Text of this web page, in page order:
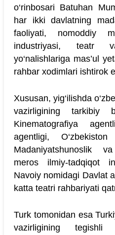
o‘rinbosari Batuhan
har ikki davlatning
faoliyati, nomoddiy
industriyasi, teatr
yo‘nalishlariga mas’ul
rahbar xodimlari ishtirok
Xususan, yig‘ilishda
vazirligining tarkibiy
Kinematografiya
agentligi,
Madaniyatshunoslik
meros ilmiy-tadqiqot
Navoiy nomidagi Davlat
katta teatri rahbariyati
Turk tomonidan esa
vazirligining tegishli